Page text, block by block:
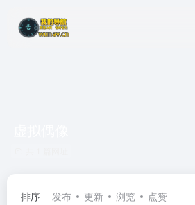
排序 发布 更新 浏览 点赞